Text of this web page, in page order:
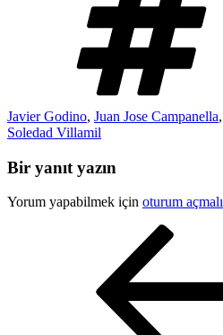
Javier Godino, Juan Jose Campanella,
Soledad Villamil
Bir yanıt yazın
Yorum yapabilmek için oturum